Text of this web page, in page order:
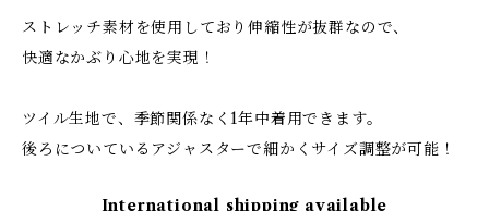
ストレッチ素材を使用しており伸縮性が抜群なので、
快適なかぶり心地を実現！
ツイル生地で、季節関係なく1年中着用できます。
後ろについているアジャスターで細かくサイズ調整が可能！
International shipping available